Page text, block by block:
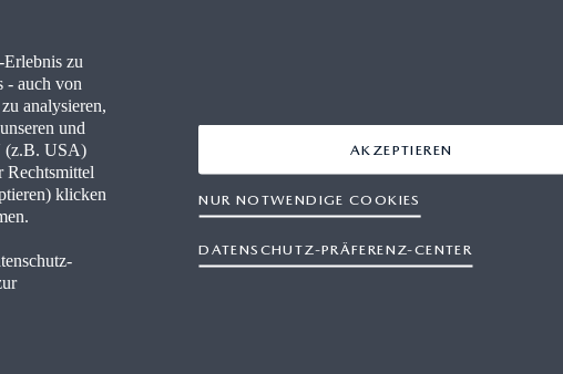
Kundendienst & Service
zu
- auch von
analysieren,
und
(z.B. USA)
Rechtsmittel
klicken
DATENSCHUTZ-PRÄFERENZ-CENTER
NUR NOTWENDIGE COOKIES
AKZEPTIEREN